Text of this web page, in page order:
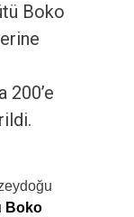
Boko
200’e
Boko